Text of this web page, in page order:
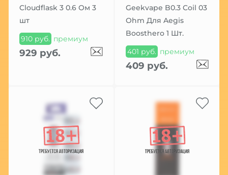
Cloudflask 3 0.6 Ом 3
шт
910 руб. премиум
929 руб.
Geekvape B0.3 Coil 03
Ohm Для Aegis
Boosthero 1 Шт.
401 руб. премиум
409 руб.